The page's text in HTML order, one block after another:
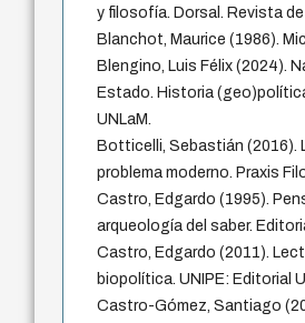
y filosofía. Dorsal. Revista
Blanchot, Maurice (1986).
Blengino, Luis Félix (2024).
Estado. Historia
UNLaM.
Botticelli, Sebastián (2016).
problema moderno. Praxis
Castro, Edgardo (1995).
arqueología del saber.
Castro, Edgardo (2011).
biopolítica. UNIPE: Editorial
Castro-Gómez, Santiago